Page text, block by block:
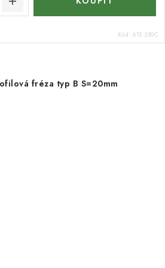
Kód: 615.350C
fréza typ B S=20mm